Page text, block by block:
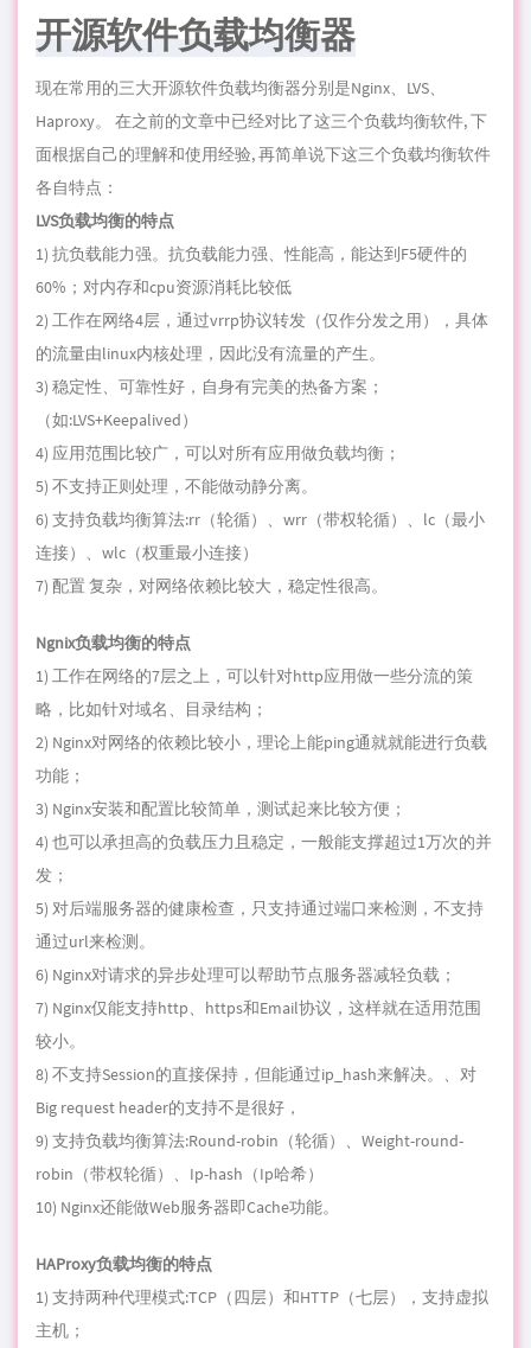
开源软件负载均衡器
现在常用的三大开源软件负载均衡器分别是Nginx、 LVS、
Haproxy。 在之前的文章中已经对比了这三个负载均衡软件, 下
面根据自己的理解和使用经验, 再简单说下这三个负载均衡软件
各自特点：
LVS负载均衡的特点
1) 抗负载能力强。抗负载能力强、性能高，能达到F5硬件的
60%；对内存和cpu资源消耗比较低
2) 工作在网络4层，通过vrrp协议转发（仅作分发之用），具体
的流量由linux内核处理，因此没有流量的产生。
3) 稳定性、可靠性好，自身有完美的热备方案；
（如:LVS+Keepalived）
4) 应用范围比较广，可以对所有应用做负载均衡；
5) 不支持正则处理，不能做动静分离。
6) 支持负载均衡算法:rr（轮循）、wrr（带权轮循）、lc（最小
连接）、wlc（权重最小连接）
7) 配置 复杂，对网络依赖比较大，稳定性很高。
Ngnix负载均衡的特点
1) 工作在网络的7层之上，可以针对http应用做一些分流的策
略，比如针对域名、目录结构；
2) Nginx对网络的依赖比较小，理论上能ping通就就能进行负载
功能；
3) Nginx安装和配置比较简单，测试起来比较方便；
4) 也可以承担高的负载压力且稳定，一般能支撑超过1万次的并
发；
5) 对后端服务器的健康检查，只支持通过端口来检测，不支持
通过url来检测。
6) Nginx对请求的异步处理可以帮助节点服务器减轻负载；
7) Nginx仅能支持http、https和Email协议，这样就在适用范围
较小。
8) 不支持Session的直接保持，但能通过ip_hash来解决。、对
Big request header的支持不是很好，
9) 支持负载均衡算法:Round-robin（轮循）、Weight-round-
robin（带权轮循）、Ip-hash（Ip哈希）
10) Nginx还能做Web服务器即Cache功能。
HAProxy负载均衡的特点
1) 支持两种代理模式:TCP（四层）和HTTP（七层），支持虚拟
主机；